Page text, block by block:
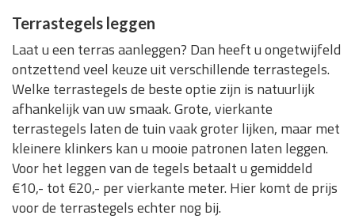
Terrastegels leggen
Laat u een terras aanleggen? Dan heeft u ongetwijfeld
ontzettend veel keuze uit verschillende terrastegels.
Welke terrastegels de beste optie zijn is natuurlijk
afhankelijk van uw smaak. Grote, vierkante
terrastegels laten de tuin vaak groter lijken, maar met
kleinere klinkers kan u mooie patronen laten leggen.
Voor het leggen van de tegels betaalt u gemiddeld
€10,- tot €20,- per vierkante meter. Hier komt de prijs
voor de terrastegels echter nog bij.